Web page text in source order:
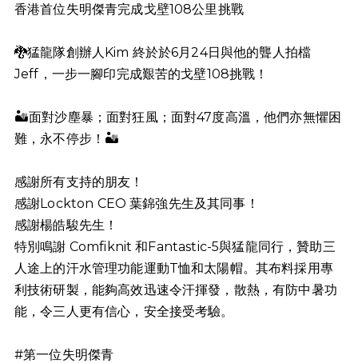
香港首位失明傑青完成戈壁108公里挑戰
🐉猛龍隊創辦人Kim 終於於6月24日與他的聾人拍檔
Jeff，一步一腳印完成艱苦的戈壁108挑戰！
🏜️面對沙塵暴；面對狂風；面對47度高溫，他們亦無懼困
難，永不停步！ 🏜️
感謝所有支持的朋友！
感謝Lockton CEO 葉錦強先生及其同事！
感謝楊皓駿先生！
特別鳴謝 Comfiknit 和Fantastic-5與猛龍同行，贊助三
人途上的汗水管理功能運動T恤和太陽帽。其布料採用專
利技術研製，能夠高效迅速令汗揮發，散熱，有防中暑功
能，令三人更有信心，安全接受考驗。
#第一位失明傑青